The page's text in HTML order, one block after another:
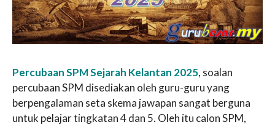
Percubaan SPM Sejarah Kelantan 2025, soalan
percubaan SPM disediakan oleh guru-guru yang
berpengalaman seta skema jawapan sangat berguna
untuk pelajar tingkatan 4 dan 5. Oleh itu calon SPM,